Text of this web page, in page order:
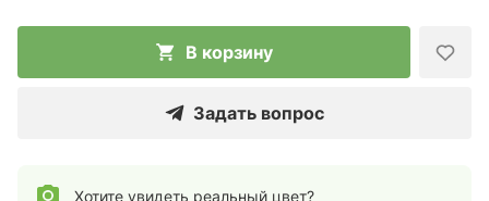
В корзину
Задать вопрос
Хотите увидеть реальный цвет?